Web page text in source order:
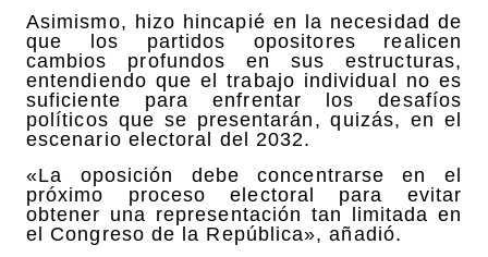
Asimismo, hizo hincapié en la necesidad de
que los partidos opositores realicen
cambios profundos en sus estructuras,
entendiendo que el trabajo individual no es
suficiente para enfrentar los desafíos
políticos que se presentarán, quizás, en el
escenario electoral del 2032.
«La oposición debe concentrarse en el
próximo proceso electoral para evitar
obtener una representación tan limitada en
el Congreso de la República», añadió.